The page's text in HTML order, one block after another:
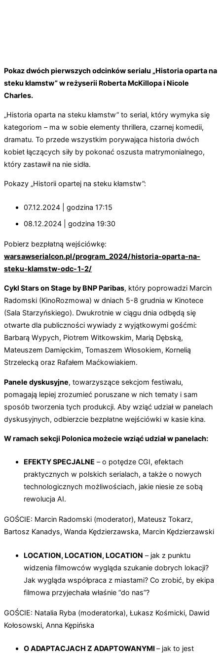
Pokaz dwóch pierwszych odcinków serialu „Historia oparta na
steku kłamstw” w reżyserii Roberta McKillopa i Nicole
Charles.
„Historia oparta na steku kłamstw” to serial, który wymyka się
kategoriom – ma w sobie elementy thrillera, czarnej komedii,
dramatu. To przede wszystkim porywająca historia dwóch
kobiet łączących siły by pokonać oszusta matrymonialnego,
który zastawił na nie sidła.
Pokazy „Historii opartej na steku kłamstw”:
07.12.2024 | godzina 17:15
08.12.2024 | godzina 19:30
Pobierz bezpłatną wejściówkę:
warsawserialcon.pl/program_2024/historia-oparta-na-
steku-klamstw-odc-1-2/
Cykl Stars on Stage by BNP Paribas, który poprowadzi Marcin
Radomski (KinoRozmowa) w dniach 5-8 grudnia w Kinotece
(Sala Starzyńskiego). Dwukrotnie w ciągu dnia odbędą się
otwarte dla publiczności wywiady z wyjątkowymi gośćmi:
Barbarą Wypych, Piotrem Witkowskim, Marią Dębską,
Mateuszem Damięckim, Tomaszem Włosokiem, Kornelią
Strzelecką oraz Rafałem Maćkowiakiem.
Panele dyskusyjne, towarzyszące sekcjom festiwalu,
pomagają lepiej zrozumieć poruszane w nich tematy i sam
sposób tworzenia tych produkcji. Aby wziąć udział w panelach
dyskusyjnych, odbierzcie bezpłatne wejściówki w kasie kina.
W ramach sekcji Polonica możecie wziąć udział w panelach:
EFEKTY SPECJALNE – o potędze CGI, efektach
praktycznych w polskich serialach, a także o nowych
technologicznych możliwościach, jakie niesie ze sobą
rewolucja AI.
GOŚCIE: Marcin Radomski (moderator), Mateusz Tokarz,
Bartosz Kanadys, Wanda Kędzierzawska, Marcin Kędzierzawski
LOCATION, LOCATION, LOCATION – jak z punktu
widzenia filmowców wygląda szukanie dobrych lokacji?
Jak wygląda współpraca z miastami? Co zrobić, by ekipa
filmowa przyjechała właśnie “do nas”?
GOŚCIE: Natalia Ryba (moderatorka), Łukasz Kośmicki, Dawid
Kołosowski, Anna Kępińska
O ADAPTACJACH Z ADAPTOWANYMI– jak to jest